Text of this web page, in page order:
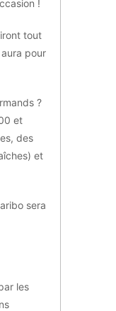
!
tout
pour
?
et
des
et
sera
les